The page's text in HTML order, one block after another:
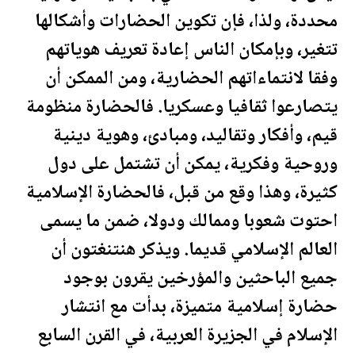
محددة، ولذا، فإن تكوين الحضارات وأشكالها
تتغير، وبإمكان الناس إعادة تعريف هوياتهم
وفقا لانتماءاتهم الحضارية، ومن الممكن أن
يتصارعوا ثقافيا وعسكريا. فالحضارة منظومة
قيم، وأفكار وتقاليد، ومبادئ، وهوية دينية
وروحية وفكرية، يمكن أن تشتمل على دول
كثيرة، وهذا وقع من قبل، فالحضارة الإسلامية
احتوت شعوبا وممالك ودولا، ضمن ما يسمى
العالم الإسلامي قديما. ويذكر هنتنغتون أن
جميع الباحثين والمؤرخين يقرون بوجود
حضارة إسلامية متميزة، بدأت مع انتشار
الإسلام في الجزيرة العربية، في القرن السابع